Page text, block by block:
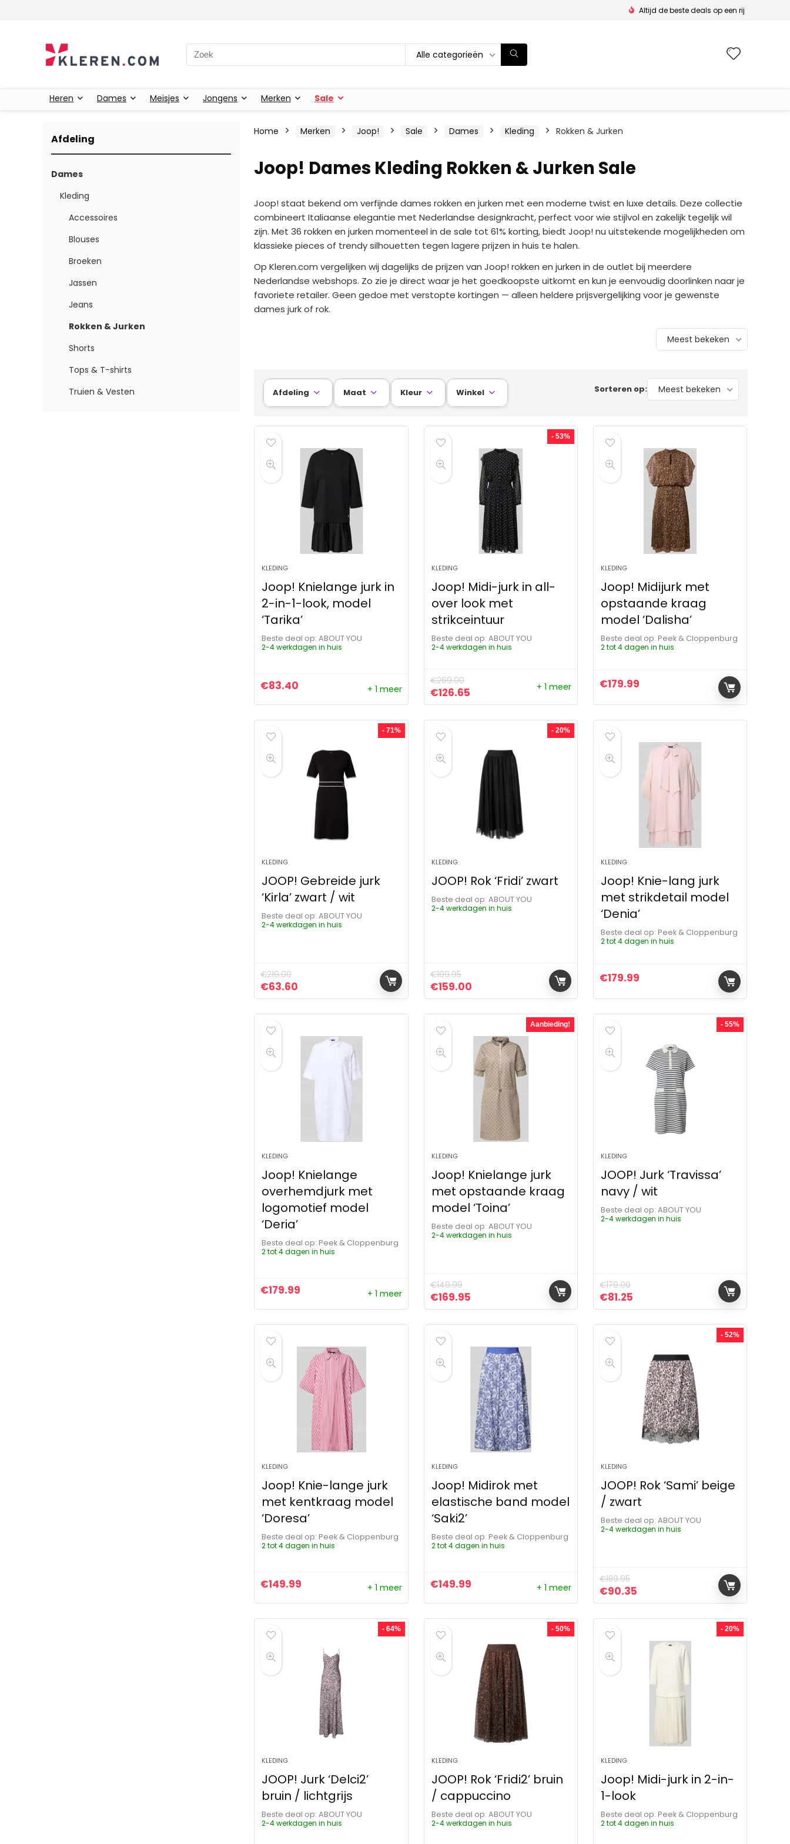
Altijd de beste deals op een rij
Zoeken naar: Alle categorieën
Heren Dames Meisjes Jongens Merken Sale
Afdeling
Dames
Kleding
Accessoires
Blouses
Broeken
Jassen
Jeans
Rokken & Jurken
Shorts
Tops & T-shirts
Truien & Vesten
Home Merken Joop! Sale Dames Kleding Rokken & Jurken
Joop! Dames Kleding Rokken & Jurken Sale
Joop! staat bekend om verfijnde dames rokken en jurken met een moderne twist en luxe details. Deze collectie
combineert Italiaanse elegantie met Nederlandse designkracht, perfect voor wie stijlvol en zakelijk tegelijk wil
zijn. Met 36 rokken en jurken momenteel in de sale tot 61% korting, biedt Joop! nu uitstekende mogelijkheden om
klassieke pieces of trendy silhouetten tegen lagere prijzen in huis te halen.
Op Kleren.com vergelijken wij dagelijks de prijzen van Joop! rokken en jurken in de outlet bij meerdere
Nederlandse webshops. Zo zie je direct waar je het goedkoopste uitkomt en kun je eenvoudig doorlinken naar je
favoriete retailer. Geen gedoe met verstopte kortingen — alleen heldere prijsvergelijking voor je gewenste
dames jurk of rok.
Meest bekeken
Sorteren op: Meest bekeken
Afdeling  Maat  Kleur  Winkel 
KLEDING
Joop! Knielange jurk in
2-in-1-look, model
‘Tarika’
Beste deal op:
ABOUT YOU
2-4 werkdagen in huis
€83.40 + 1 meer
- 53%
KLEDING
Joop! Midi-jurk in all-
over look met
strikceintuur
Beste deal op:
ABOUT YOU
2-4 werkdagen in huis
€269.00
Oorspronkelijke prijs was: €269.00.
€126.65Huidige prijs is: €126.65.
+ 1 meer
KLEDING
Joop! Midijurk met
opstaande kraag
model ‘Dalisha’
Beste deal op:
Peek & Cloppenburg
2 tot 4 dagen in huis
€179.99
- 71%
KLEDING
JOOP! Gebreide jurk
‘Kirla’ zwart / wit
Beste deal op:
ABOUT YOU
2-4 werkdagen in huis
€219.00
Oorspronkelijke prijs was: €219.00.
€63.60 Huidige prijs is: €63.60.
- 20%
KLEDING
JOOP! Rok ‘Fridi’ zwart
Beste deal op:
ABOUT YOU
2-4 werkdagen in huis
€199.95
Oorspronkelijke prijs was: €199.95.
€159.00Huidige prijs is: €159.00.
KLEDING
Joop! Knie-lang jurk
met strikdetail model
‘Denia’
Beste deal op:
Peek & Cloppenburg
2 tot 4 dagen in huis
€179.99
KLEDING
Joop! Knielange
overhemdjurk met
logomotief model
‘Deria’
Beste deal op:
Peek & Cloppenburg
2 tot 4 dagen in huis
€179.99 + 1 meer
Aanbieding!
KLEDING
Joop! Knielange jurk
met opstaande kraag
model ‘Toina’
Beste deal op:
ABOUT YOU
2-4 werkdagen in huis
€149.99
Oorspronkelijke prijs was: €149.99.
€169.95Huidige prijs is: €169.95.
- 55%
KLEDING
JOOP! Jurk ‘Travissa’
navy / wit
Beste deal op:
ABOUT YOU
2-4 werkdagen in huis
€179.00
Oorspronkelijke prijs was: €179.00.
€81.25 Huidige prijs is: €81.25.
KLEDING
Joop! Knie-lange jurk
met kentkraag model
‘Doresa’
Beste deal op:
Peek & Cloppenburg
2 tot 4 dagen in huis
€149.99 + 1 meer
KLEDING
Joop! Midirok met
elastische band model
‘Saki2’
Beste deal op:
Peek & Cloppenburg
2 tot 4 dagen in huis
€149.99 + 1 meer
- 52%
KLEDING
JOOP! Rok ‘Sami’ beige
/ zwart
Beste deal op:
ABOUT YOU
2-4 werkdagen in huis
€189.95
Oorspronkelijke prijs was: €189.95.
€90.35 Huidige prijs is: €90.35.
- 64%
KLEDING
JOOP! Jurk ‘Delci2’
bruin / lichtgrijs
Beste deal op:
ABOUT YOU
2-4 werkdagen in huis
- 50%
KLEDING
JOOP! Rok ‘Fridi2’ bruin
/ cappuccino
Beste deal op:
ABOUT YOU
2-4 werkdagen in huis
- 20%
KLEDING
Joop! Midi-jurk in 2-in-
1-look
Beste deal op:
Peek & Cloppenburg
2 tot 4 dagen in huis